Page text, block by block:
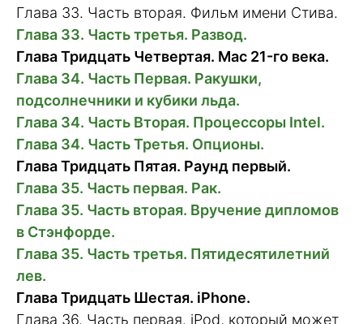
Глава 33. Часть вторая. Фильм имени Стива.
Глава 33. Часть третья. Развод.
Глава Тридцать Четвертая. Mac 21-го века.
Глава 34. Часть Первая. Ракушки,
подсолнечники и кубики льда.
Глава 34. Часть Вторая. Процессоры Intel.
Глава 34. Часть Третья. Опционы.
Глава Тридцать Пятая. Раунд первый.
Глава 35. Часть первая. Рак.
Глава 35. Часть вторая. Вручение дипломов
в Стэнфорде.
Глава 35. Часть третья. Пятидесятилетний
лев.
Глава Тридцать Шестая. iPhone.
Глава 36. Часть первая. iPod, который может